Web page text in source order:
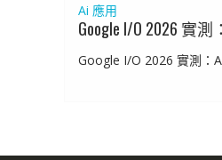
Ai 應用
Google I/O 2026 實
Google I/O 2026 實測：